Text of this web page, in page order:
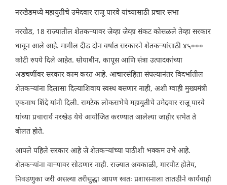
नरखेडमध्ये महायुतीचे उमेदवार राजू पारवे यांच्यासाठी प्रचार सभा
नरखेड, 18 राज्यातील शेतकऱ्यावर जेव्हा जेव्हा संकट कोसळले तेव्हा सरकार
धावून आले आहे. मागील दीड दोन वर्षात सरकारने शेतकऱ्यांसाठी ४५०००
कोटी रुपये दिले आहेत. सोयाबीन, कापूस आणि संत्रा उत्पादकांच्या
अडचणींवर सरकार काम करत आहे. आचारसंहिता संपल्यानंतर विदर्भातील
शेतकऱ्यांना दिलासा दिल्याशिवाय स्वस्थ बसणार नाही, अशी ग्वाही मुख्यमंत्री
एकनाथ शिंदे यांनी दिली. रामटेक लोकसभेचे महायुतीचे उमेदवार राजू पारवे
यांच्या प्रचारार्थ नरखेड येथे आयोजित करण्यात आलेल्या जाहीर सभेत ते
बोलत होते.
आपले पहिले सरकार आहे जे शेतकऱ्यांच्या पाठीशी भक्कम उभे आहे.
शेतकऱ्यांना वाऱ्यावर सोडणार नाही. राज्यात अवकाळी, गारपीट होतेय,
निवडणुका जरी असल्या तरीसुद्धा आपण स्वतः प्रशासनाला तातडीने कार्यवाही